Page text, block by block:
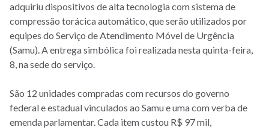
adquiriu dispositivos de alta tecnologia com sistema de
compressão torácica automático, que serão utilizados por
equipes do Serviço de Atendimento Móvel de Urgência
(Samu). A entrega simbólica foi realizada nesta quinta-feira,
8, na sede do serviço.
São 12 unidades compradas com recursos do governo
federal e estadual vinculados ao Samu e uma com verba de
emenda parlamentar. Cada item custou R$ 97 mil,